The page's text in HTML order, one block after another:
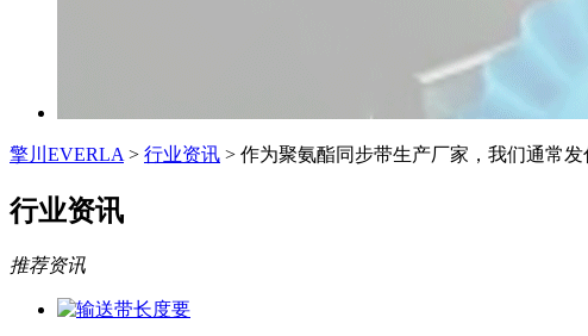
擎川EVERLA > 行业资讯 > 作为聚氨酯同步带生产厂家，我们通常发
行业资讯
推荐资讯